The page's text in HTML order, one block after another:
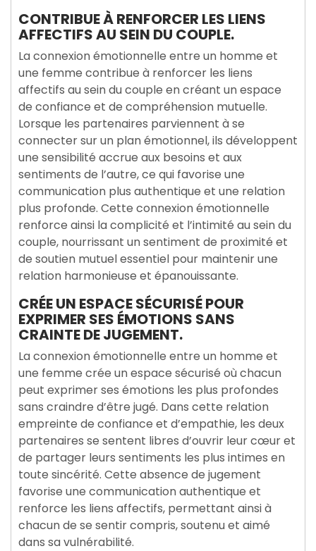
CONTRIBUE À RENFORCER LES LIENS
AFFECTIFS AU SEIN DU COUPLE.
La connexion émotionnelle entre un homme et
une femme contribue à renforcer les liens
affectifs au sein du couple en créant un espace
de confiance et de compréhension mutuelle.
Lorsque les partenaires parviennent à se
connecter sur un plan émotionnel, ils développent
une sensibilité accrue aux besoins et aux
sentiments de l’autre, ce qui favorise une
communication plus authentique et une relation
plus profonde. Cette connexion émotionnelle
renforce ainsi la complicité et l’intimité au sein du
couple, nourrissant un sentiment de proximité et
de soutien mutuel essentiel pour maintenir une
relation harmonieuse et épanouissante.
CRÉE UN ESPACE SÉCURISÉ POUR
EXPRIMER SES ÉMOTIONS SANS
CRAINTE DE JUGEMENT.
La connexion émotionnelle entre un homme et
une femme crée un espace sécurisé où chacun
peut exprimer ses émotions les plus profondes
sans craindre d’être jugé. Dans cette relation
empreinte de confiance et d’empathie, les deux
partenaires se sentent libres d’ouvrir leur cœur et
de partager leurs sentiments les plus intimes en
toute sincérité. Cette absence de jugement
favorise une communication authentique et
renforce les liens affectifs, permettant ainsi à
chacun de se sentir compris, soutenu et aimé
dans sa vulnérabilité.